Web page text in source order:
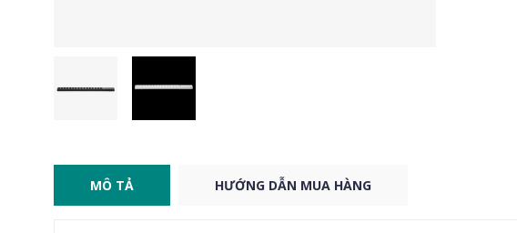
MÔ TẢ HƯỚNG DẪN MUA HÀNG